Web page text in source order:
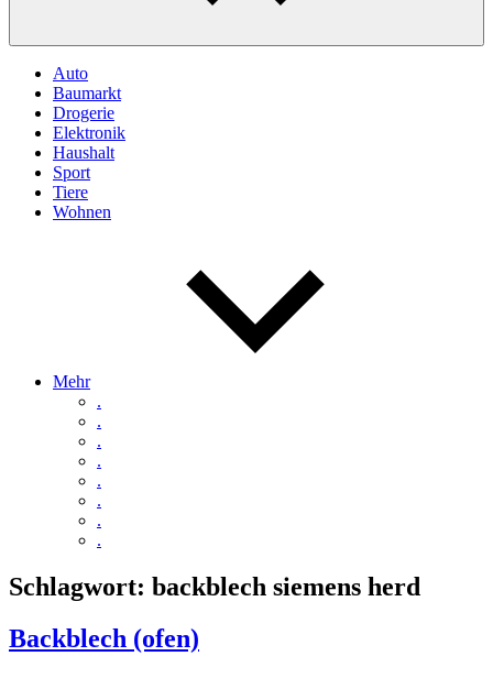
Auto
Baumarkt
Drogerie
Elektronik
Haushalt
Sport
Tiere
Wohnen
Mehr
.
.
.
.
.
.
.
.
Schlagwort: backblech siemens herd
Backblech (ofen)